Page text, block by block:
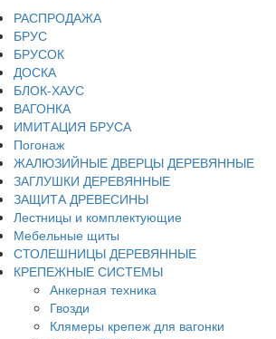
РАСПРОДАЖА
БРУС
БРУСОК
ДОСКА
БЛОК-ХАУС
ВАГОНКА
ИМИТАЦИЯ БРУСА
Погонаж
ЖАЛЮЗИЙНЫЕ ДВЕРЦЫ ДЕРЕВЯННЫЕ
ЗАГЛУШКИ ДЕРЕВЯННЫЕ
ЗАЩИТА ДРЕВЕСИНЫ
Лестницы и комплектующие
Мебельные щиты
СТОЛЕШНИЦЫ ДЕРЕВЯННЫЕ
КРЕПЕЖНЫЕ СИСТЕМЫ
Анкерная техника
Гвозди
Клямеры крепеж для вагонки